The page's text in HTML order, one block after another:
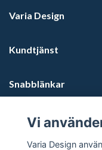
Varia Design
Kundtjänst
Snabblänkar
Sociala medier
Vi
Varia Design